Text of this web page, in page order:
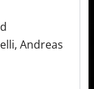
Andreas